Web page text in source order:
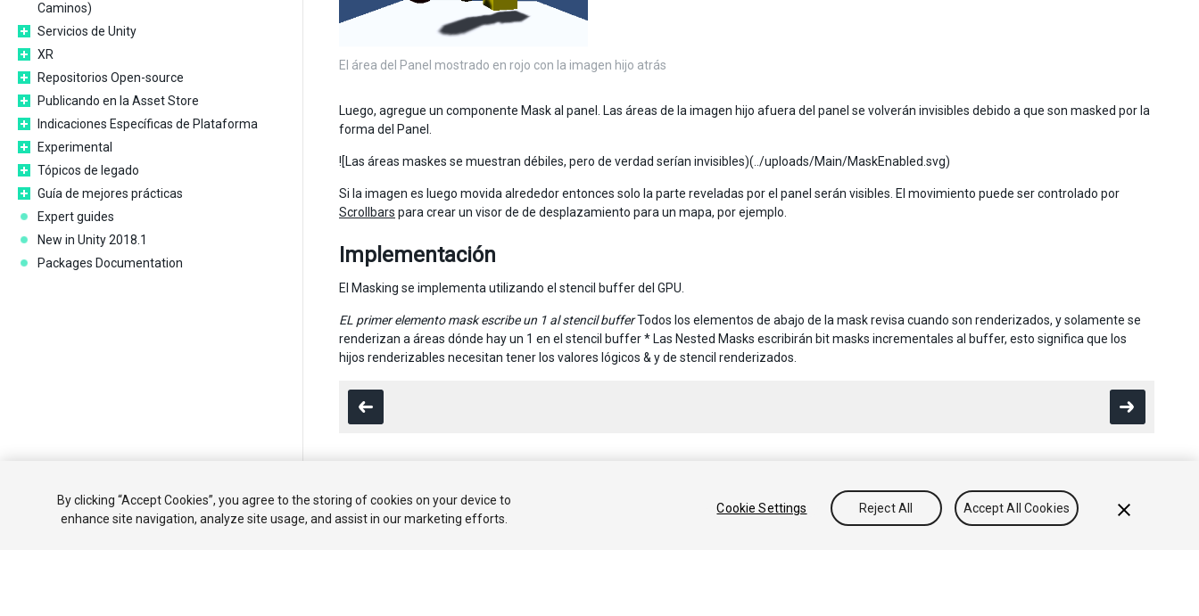
Caminos)
Servicios de Unity
XR
Repositorios Open-source
Publicando en la Asset Store
Indicaciones Específicas de Plataforma
Experimental
Tópicos de legado
Guía de mejores prácticas
Expert guides
New in Unity 2018.1
Packages Documentation
El área del Panel mostrado en rojo con la imagen hijo atrás
Luego, agregue un componente Mask al panel. Las áreas de la imagen hijo afuera del panel se volverán invisibles debido a que son masked por la
forma del Panel.
![Las áreas maskes se muestran débiles, pero de verdad serían invisibles)(../uploads/Main/MaskEnabled.svg)
Si la imagen es luego movida alrededor entonces solo la parte reveladas por el panel serán visibles. El movimiento puede ser controlado por
Scrollbars para crear un visor de de desplazamiento para un mapa, por ejemplo.
Implementación
El Masking se implementa utilizando el stencil buffer del GPU.
EL primer elemento mask escribe un 1 al stencil bufferTodos los elementos de abajo de la mask revisa cuando son renderizados, y solamente se
renderizan a áreas dónde hay un 1 en el stencil buffer * Las Nested Masks escribirán bit masks incrementales al buffer, esto significa que los
hijos renderizables necesitan tener los valores lógicos & y de stencil renderizados.
Copyright © 2018 Unity Technologies. Publication 2018.1
By clicking “Accept Cookies”, you agree to the storing of cookies on your device to
enhance site navigation, analyze site usage, and assist in our marketing efforts.
Cookie Settings Reject All Accept All Cookies